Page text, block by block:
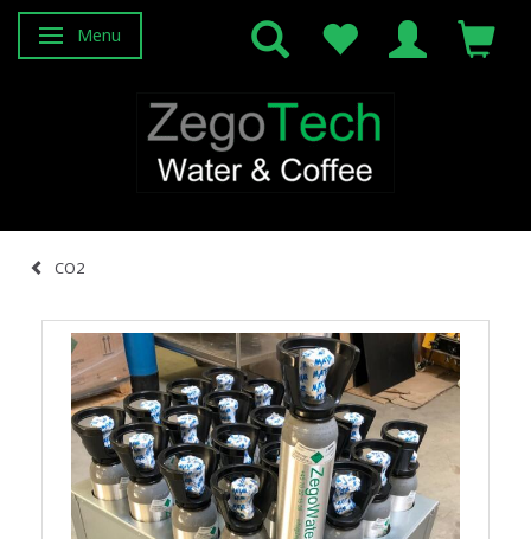
Attiva/disattiva navigazione
Menu
CO2